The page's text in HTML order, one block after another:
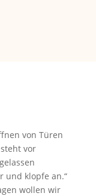
von Türen
vor
und klopfe an.“
wollen wir